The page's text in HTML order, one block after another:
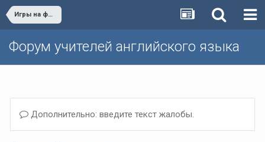
Игры на форуме
Форум учителей английского языка
Дополнительно: введите текст жалобы.